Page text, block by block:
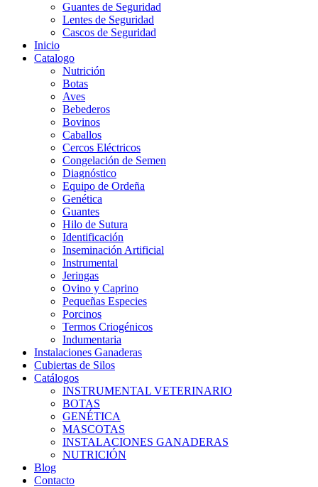
Guantes de Seguridad
Lentes de Seguridad
Cascos de Seguridad
Inicio
Catalogo
Nutrición
Botas
Aves
Bebederos
Bovinos
Caballos
Cercos Eléctricos
Congelación de Semen
Diagnóstico
Equipo de Ordeña
Genética
Guantes
Hilo de Sutura
Identificación
Inseminación Artificial
Instrumental
Jeringas
Ovino y Caprino
Pequeñas Especies
Porcinos
Termos Criogénicos
Indumentaria
Instalaciones Ganaderas
Cubiertas de Silos
Catálogos
INSTRUMENTAL VETERINARIO
BOTAS
GENÉTICA
MASCOTAS
INSTALACIONES GANADERAS
NUTRICIÓN
Blog
Contacto